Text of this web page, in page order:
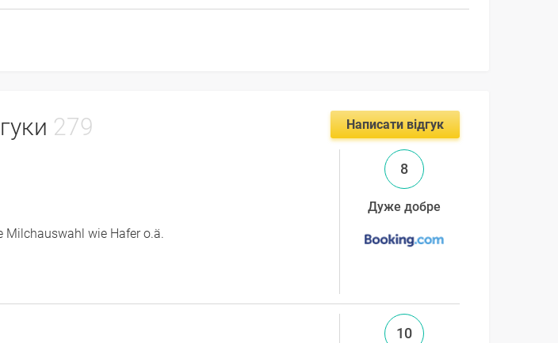
279 Написати відгук
Milchauswahl wie Hafer o.ä.
8
Дуже добре
10